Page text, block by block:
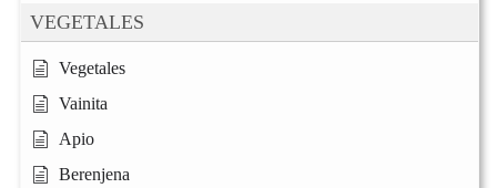
VEGETALES
Vegetales
Vainita
Apio
Berenjena